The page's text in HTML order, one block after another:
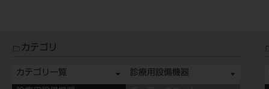
カテゴリ
カテゴリ一覧 診療用設備機器